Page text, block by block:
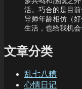
活。巧合的是目
导师年龄相仿（
生活，也给我机
文章分类
乱七八糟
心情日记